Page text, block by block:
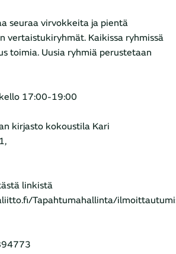
seuraa virvokkeita ja pientä
vertaistukiryhmät. Kaikissa ryhmissä
toimia. Uusia ryhmiä perustetaan
17:00-19:00
kirjasto kokoustila Kari
linkistä
Tapahtumahallinta/